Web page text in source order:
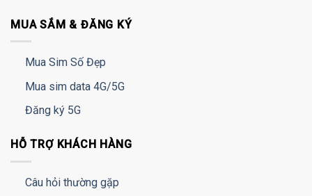
MUA SẮM & ĐĂNG KÝ
Mua Sim Số Đẹp
Mua sim data 4G/5G
Đăng ký 5G
HỖ TRỢ KHÁCH HÀNG
Câu hỏi thường gặp